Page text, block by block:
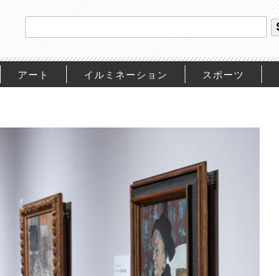
アート イルミネーション スポーツ